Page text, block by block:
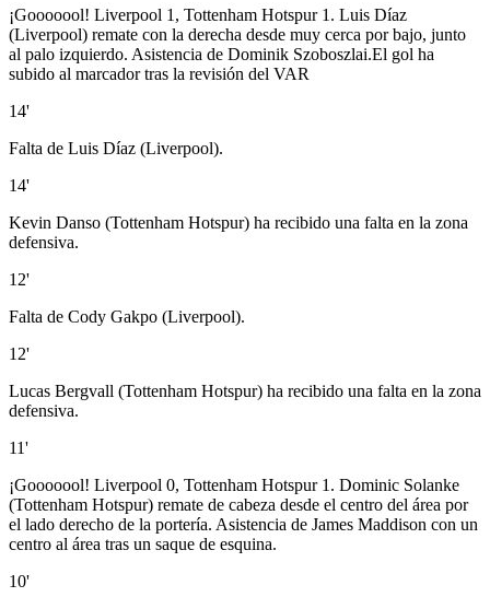
¡Gooooool! Liverpool 1, Tottenham Hotspur 1. Luis Díaz
(Liverpool) remate con la derecha desde muy cerca por bajo, junto
al palo izquierdo. Asistencia de Dominik Szoboszlai.El gol ha
subido al marcador tras la revisión del VAR
14'
Falta de Luis Díaz (Liverpool).
14'
Kevin Danso (Tottenham Hotspur) ha recibido una falta en la zona
defensiva.
12'
Falta de Cody Gakpo (Liverpool).
12'
Lucas Bergvall (Tottenham Hotspur) ha recibido una falta en la zona
defensiva.
11'
¡Gooooool! Liverpool 0, Tottenham Hotspur 1. Dominic Solanke
(Tottenham Hotspur) remate de cabeza desde el centro del área por
el lado derecho de la portería. Asistencia de James Maddison con un
centro al área tras un saque de esquina.
10'